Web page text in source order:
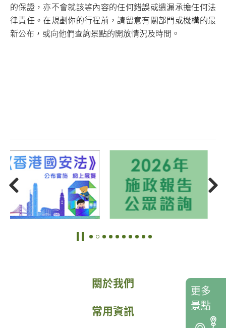
的保證，亦不會就該等內容的任何錯誤或遺漏承擔任何法
律責任。在規劃你的行程前，請留意有關部門或機構的最
新公布，或向他們查詢景點的開放情況及時間。
關於我們
常用資訊
更多
景點